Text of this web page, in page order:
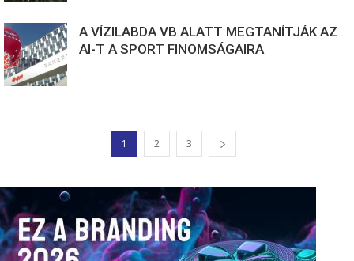
A VÍZILABDA VB ALATT MEGTANÍTJÁK AZ
AI-T A SPORT FINOMSÁGAIRA
1 2 3